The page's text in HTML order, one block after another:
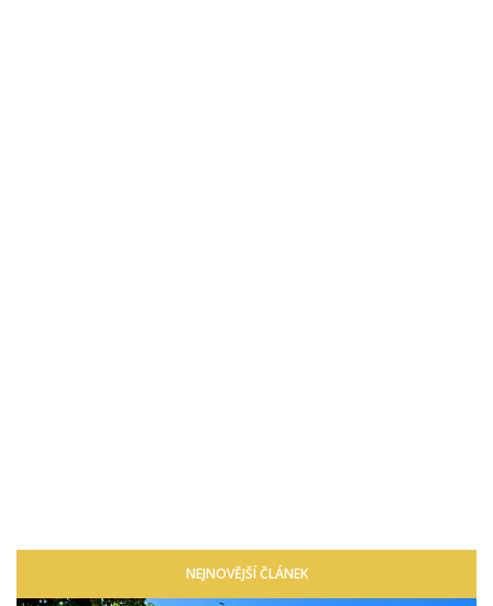
NEJNOVĚJŠÍ ČLÁNEK